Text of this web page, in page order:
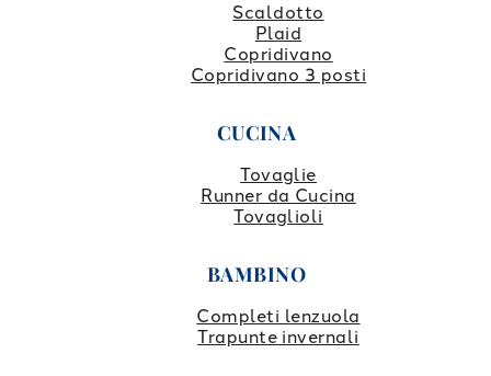
Scaldotto
Plaid
Copridivano
Copridivano 3 posti
CUCINA
Tovaglie
Runner da Cucina
Tovaglioli
BAMBINO
Completi lenzuola
Trapunte invernali